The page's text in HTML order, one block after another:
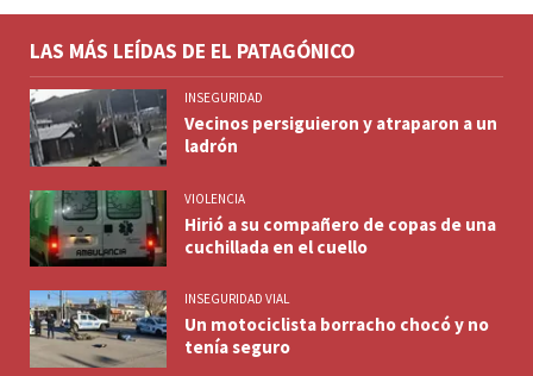
LAS MÁS LEÍDAS DE EL PATAGÓNICO
INSEGURIDAD
Vecinos persiguieron y atraparon a un
ladrón
VIOLENCIA
Hirió a su compañero de copas de una
cuchillada en el cuello
INSEGURIDAD VIAL
Un motociclista borracho chocó y no
tenía seguro